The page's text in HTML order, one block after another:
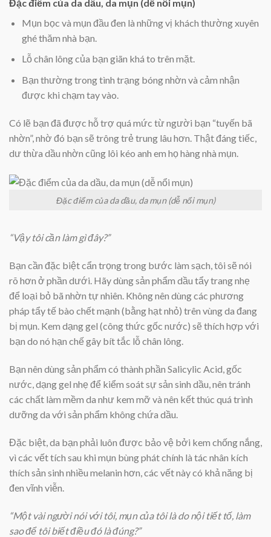
Đặc điểm của da dầu, da mụn (dễ nổi mụn)
Mụn bọc và mụn đầu đen là những vị khách thường xuyên
ghé thăm nhà bạn.
Lỗ chân lông của bạn giãn khá to trên mặt.
Bạn thường trong tình trạng bóng nhờn và cảm nhận
được khi chạm tay vào.
Có lẽ bạn đã được hỗ trợ quá mức từ người bạn “tuyến bã
nhờn”, nhờ đó bạn sẽ trông trẻ trung lâu hơn. Thật đáng tiếc,
dư thừa dầu nhờn cũng lôi kéo anh em họ hàng nhà mụn.
Đặc điểm của da dầu, da mụn (dễ nổi mụn)
“Vậy tôi cần làm gì đây?”
Bạn cần đặc biệt cẩn trọng trong bước làm sạch, tôi sẽ nói
rõ hơn ở phần dưới. Hãy dùng sản phẩm dầu tẩy trang nhẹ
để loại bỏ bã nhờn tự nhiên. Không nên dùng các phương
pháp tẩy tế bào chết mạnh (bằng hạt nhỏ) trên vùng da đang
bị mụn. Kem dạng gel (công thức gốc nước) sẽ thích hợp với
bạn do nó hạn chế gây bít tắc lỗ chân lông.
Bạn nên dùng sản phẩm có thành phần Salicylic Acid, gốc
nước, dạng gel nhẹ để kiểm soát sự sản sinh dầu, nên tránh
các chất làm mềm da như kem mỡ và nên kết thúc quá trình
dưỡng da với sản phẩm không chứa dầu.
Đặc biệt, da bạn phải luôn được bảo vệ bởi kem chống nắng,
vì các vết tích sau khi mụn bùng phát chính là tác nhân kích
thích sản sinh nhiều melanin hơn, các vết này có khả năng bị
đen vĩnh viễn.
“Một vài người nói với tôi, mụn của tôi là do nội tiết tố, làm
sao để tôi biết điều đó là đúng?”